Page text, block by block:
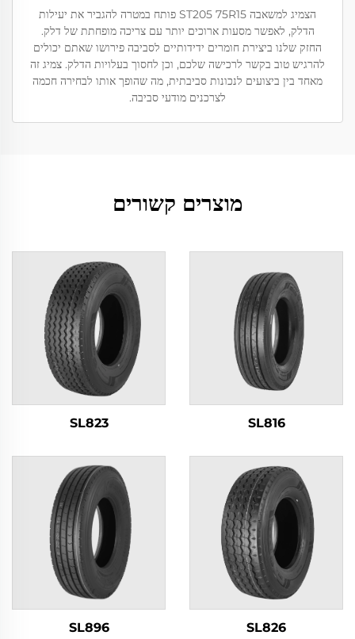
הצמיג למשאבה ST205 75R15 פותח במטרה להגביר את יעילות
הדלק, לאפשר מסעות ארוכים יותר עם צריכה מופחתת של דלק.
החזק שלנו ביצירת חומרים ידידותיים לסביבה פירושו שאתם יכולים
להרגיש טוב בקשר לרכישה שלכם, וכן לחסוך בעלויות הדלק. צמיג זה
מאחד בין ביצועים לנכונות סביבתית, מה שהופך אותו לבחירה חכמה
לצרכנים מודעי סביבה.
מוצרים קשורים
SL816
SL823
SL826
SL896